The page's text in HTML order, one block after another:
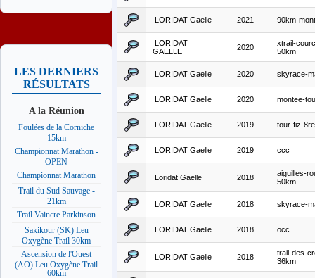
LES DERNIERS
RÉSULTATS
A la Réunion
Foulées de la Corniche
15km
Championnat Marathon -
OPEN
Championnat Marathon
Trail du Sud Sauvage -
21km
Trail Vaincre Parkinson
Sakikour (SK) Leu
Oxygène Trail 30km
Ascension de l'Ouest
(AO) Leu Oxygène Trail
60km
LORIDAT Gaelle 2021 90km-
LORIDAT
GAELLE
2020
xtrail-
50km
LORIDAT Gaelle 2020 skyrace-
LORIDAT Gaelle 2020 montee-
LORIDAT Gaelle 2019 tour-fiz-
LORIDAT Gaelle 2019 ccc
Loridat Gaelle 2018
aiguilles-
50km
LORIDAT Gaelle 2018 skyrace-
LORIDAT Gaelle 2018 occ
LORIDAT Gaelle 2018
trail-des-
36km